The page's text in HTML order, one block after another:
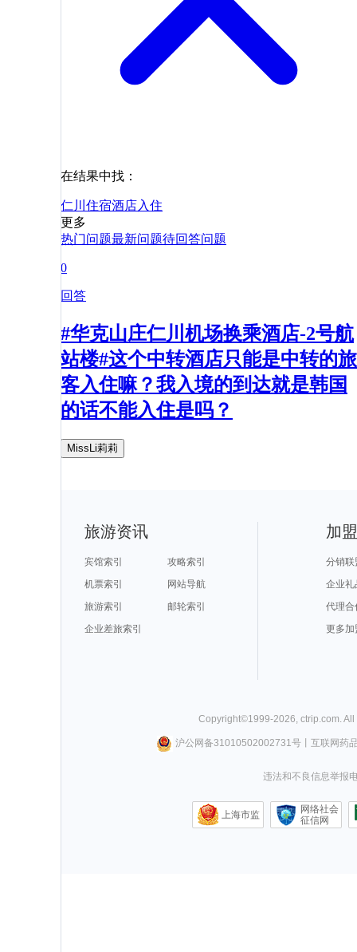
在结果中找：
仁川 住宿酒店入住
更多
热门问题最新问题待回答问题
0
回答
#华克山庄仁川机场换乘酒店-2号航
站楼#这个中转酒店只能是中转的旅
客入住嘛？我入境的到达就是韩国
的话不能入住是吗？
MissLi莉莉
旅游资讯
宾馆索引
攻略索引
机票索引
网站导航
旅游索引
邮轮索引
企业差旅索引
加
分销联
企业礼
代理合
更多加
Copyright©1999-2026 ctrip.com .
沪公网备31010502002731号丨 互联网药
违法和不良信息举报
上海市监
网络社会
征信网